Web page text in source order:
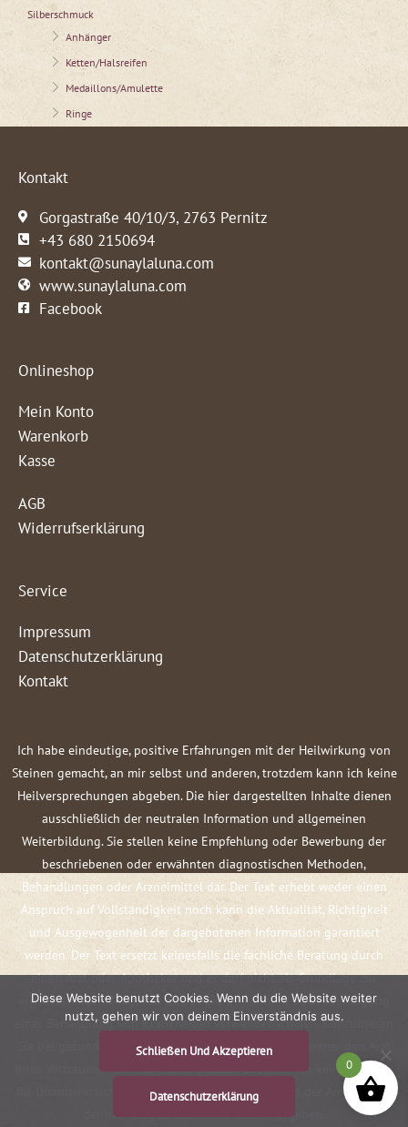
Silberschmuck
Anhänger
Ketten/Halsreifen
Medaillons/Amulette
Ringe
Kontakt
Gorgastraße 40/10/3, 2763 Pernitz
+43 680 2150694
kontakt@sunaylaluna.com
www.sunaylaluna.com
Facebook
Onlineshop
Mein Konto
Warenkorb
Kasse
AGB
Widerrufserklärung
Service
Impressum
Datenschutzerklärung
Kontakt
Ich habe eindeutige, positive Erfahrungen mit der Heilwirkung von
Steinen gemacht, an mir selbst und anderen, trotzdem kann ich keine
Heilversprechungen abgeben. Die hier dargestellten Inhalte dienen
ausschließlich der neutralen Information und allgemeinen
Weiterbildung. Sie stellen keine Empfehlung oder Bewerbung der
beschriebenen oder erwähnten diagnostischen Methoden,
Behandlungen oder Arzneimittel dar. Der Text erhebt weder einen
Anspruch auf Vollständigkeit noch kann die Aktualität, Richtigkeit
und Ausgewogenheit der dargebotenen Information garantiert
werden. Der Text ersetzt keinesfalls die fachliche Beratung durch
einen Arzt oder Apotheker und er darf nicht als Grundlage zur
eigenständigen Diagnose und Beginn, Änderung oder Beendigung
einer Behandlung von Krankheiten verwendet werden. Konsultieren
Sie bei gesundheitlichen Fragen oder Beschwerden immer den Arzt
Ihres Vertrauens! Ich und meine Quellen übernehmen keine Haftung
für Unannehmlichkeiten oder Schäden, die sich aus der Anwendung
der hier dargestellten Information ergeben.
0
Diese Website benutzt Cookies. Wenn du die Website weiter
nutzt, gehen wir von deinem Einverständnis aus.
Schließen Und Akzeptieren
Datenschutzerklärung